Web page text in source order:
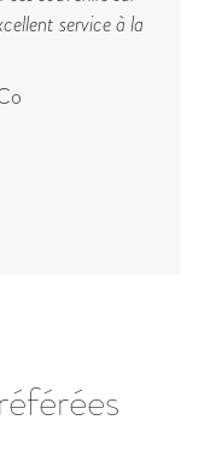
service à la